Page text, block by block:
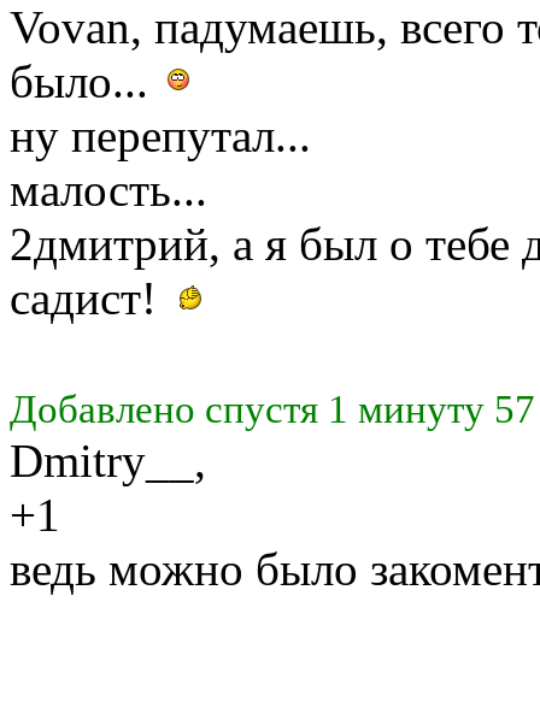
Vovan, падумаешь, всего
было...
ну перепутал...
малость...
2дмитрий, а я был о тебе
садист!
Добавлено спустя 1 минуту
Dmitry__,
+1
ведь можно было